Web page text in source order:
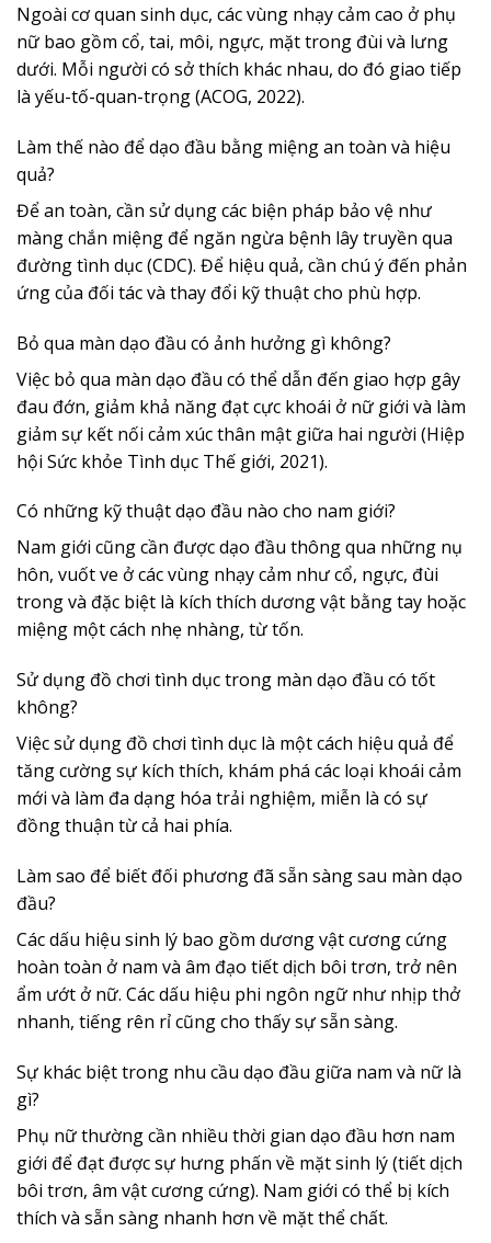
Ngoài cơ quan sinh dục, các vùng nhạy cảm cao ở phụ
nữ bao gồm cổ, tai, môi, ngực, mặt trong đùi và lưng
dưới. Mỗi người có sở thích khác nhau, do đó giao tiếp
là yếu-tố-quan-trọng (ACOG, 2022).
Làm thế nào để dạo đầu bằng miệng an toàn và hiệu
quả?
Để an toàn, cần sử dụng các biện pháp bảo vệ như
màng chắn miệng để ngăn ngừa bệnh lây truyền qua
đường tình dục (CDC). Để hiệu quả, cần chú ý đến phản
ứng của đối tác và thay đổi kỹ thuật cho phù hợp.
Bỏ qua màn dạo đầu có ảnh hưởng gì không?
Việc bỏ qua màn dạo đầu có thể dẫn đến giao hợp gây
đau đớn, giảm khả năng đạt cực khoái ở nữ giới và làm
giảm sự kết nối cảm xúc thân mật giữa hai người (Hiệp
hội Sức khỏe Tình dục Thế giới, 2021).
Có những kỹ thuật dạo đầu nào cho nam giới?
Nam giới cũng cần được dạo đầu thông qua những nụ
hôn, vuốt ve ở các vùng nhạy cảm như cổ, ngực, đùi
trong và đặc biệt là kích thích dương vật bằng tay hoặc
miệng một cách nhẹ nhàng, từ tốn.
Sử dụng đồ chơi tình dục trong màn dạo đầu có tốt
không?
Việc sử dụng đồ chơi tình dục là một cách hiệu quả để
tăng cường sự kích thích, khám phá các loại khoái cảm
mới và làm đa dạng hóa trải nghiệm, miễn là có sự
đồng thuận từ cả hai phía.
Làm sao để biết đối phương đã sẵn sàng sau màn dạo
đầu?
Các dấu hiệu sinh lý bao gồm dương vật cương cứng
hoàn toàn ở nam và âm đạo tiết dịch bôi trơn, trở nên
ẩm ướt ở nữ. Các dấu hiệu phi ngôn ngữ như nhịp thở
nhanh, tiếng rên rỉ cũng cho thấy sự sẵn sàng.
Sự khác biệt trong nhu cầu dạo đầu giữa nam và nữ là
gì?
Phụ nữ thường cần nhiều thời gian dạo đầu hơn nam
giới để đạt được sự hưng phấn về mặt sinh lý (tiết dịch
bôi trơn, âm vật cương cứng). Nam giới có thể bị kích
thích và sẵn sàng nhanh hơn về mặt thể chất.